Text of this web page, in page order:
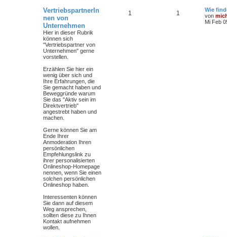
VertriebspartnerIn
nen von
Unternehmen
Hier in dieser Rubrik
können sich
"Vertriebspartner von
Unternehmen" gerne
vorstellen.
Erzählen Sie hier ein
wenig über sich und
Ihre Erfahrungen, die
Sie gemacht haben und
Beweggründe warum
Sie das "Aktiv sein im
Direktvertrieb"
angestrebt haben und
machen.
Gerne können Sie am
Ende Ihrer
Anmoderation Ihren
persönlichen
Empfehlungslink zu
ihrer personalisierten
Onlineshop-Homepage
nennen, wenn Sie einen
solchen persönlichen
Onlineshop haben.
Interessenten können
Sie dann auf diesem
Weg ansprechen,
sollten diese zu Ihnen
Kontakt aufnehmen
wollen.
1 1
Wie
von
Mi Feb